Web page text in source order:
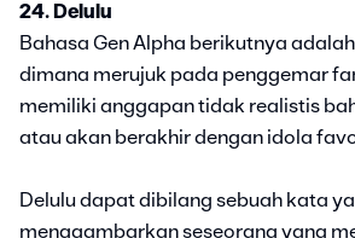
24. Delulu
Bahasa Gen Alpha berikutnya
dimana merujuk pada penggemar
memiliki anggapan tidak realistis
atau akan berakhir dengan idola
Delulu dapat dibilang sebuah kata
menggambarkan seseorang yang